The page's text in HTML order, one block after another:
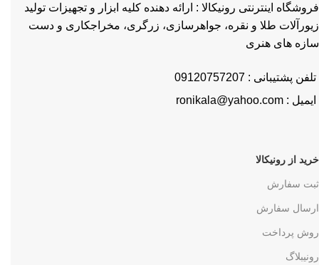
فروشگاه اینترنتی رونیکالا : ارائه دهنده کلیه ابزار و تجهیزات تولید
زیورآلات طلا و نقره، جواهرسازی، زرگری، مخراجکاری و دست
سازه های هنری
تلفن پشتیبانی : 09120757207
ایمیل : ronikala@yahoo.com
خرید از رونیکالا
ثبت سفارش
ارسال سفارش
روش پرداخت
رونیبلاگ